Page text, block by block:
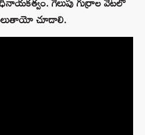
చూడాలి.